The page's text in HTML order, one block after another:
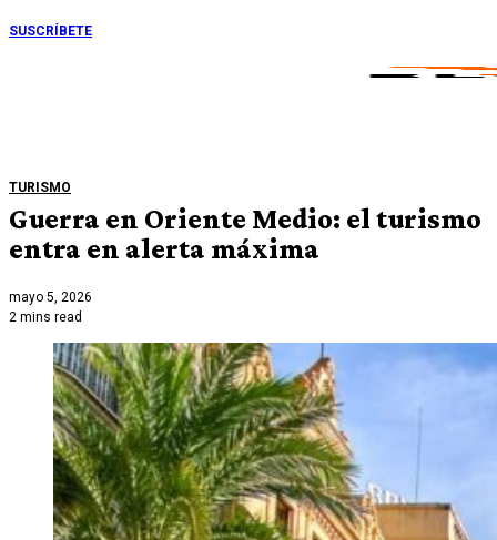
SUSCRÍBETE
TURISMO
Guerra en Oriente Medio: el turismo
entra en alerta máxima
mayo 5, 2026
2 mins read